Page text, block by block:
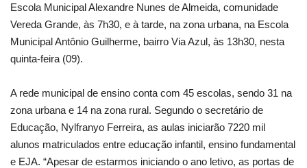
Escola Municipal Alexandre Nunes de Almeida, comunidade
Vereda Grande, às 7h30, e à tarde, na zona urbana, na Escola
Municipal Antônio Guilherme, bairro Via Azul, às 13h30, nesta
quinta-feira (09).
A rede municipal de ensino conta com 45 escolas, sendo 31 na
zona urbana e 14 na zona rural. Segundo o secretário de
Educação, Nylfranyo Ferreira, as aulas iniciarão 7220 mil
alunos matriculados entre educação infantil, ensino fundamental
e EJA. “Apesar de estarmos iniciando o ano letivo, as portas de